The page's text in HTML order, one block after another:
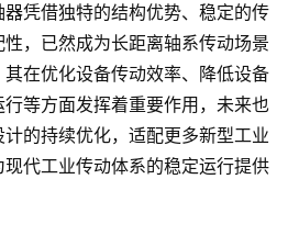
凭借独特的结构优势、稳定的传
，已然成为长距离轴系传动场景
在优化设备传动效率、降低设备
等方面发挥着重要作用，未来也
的持续优化，适配更多新型工业
代工业传动体系的稳定运行提供